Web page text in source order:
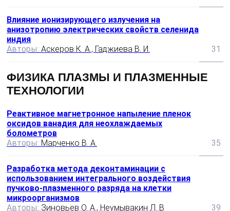
Влияние ионизирующего излучения на
анизотропию электрических свойств селенида
индия
Авторы: Аскеров К. А., Гаджиева В. И. 31
ФИЗИКА ПЛАЗМЫ И ПЛАЗМЕННЫЕ
ТЕХНОЛОГИИ
Реактивное магнетронное напыление пленок
оксидов ванадия для неохлаждаемых
болометров
Авторы: Марченко В. А. 35
Разработка метода деконтаминации с
использованием интегрального воздействия
пучково-плазменного разряда на клетки
микроорганизмов
Авторы: Зиновьев О. А., Неумывакин Л. В 39